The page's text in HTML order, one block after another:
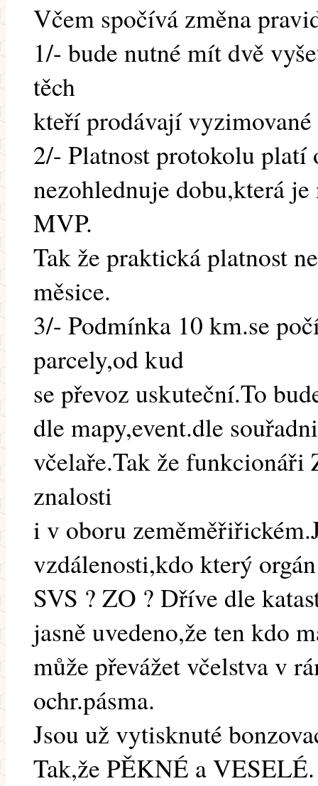
Včem spočívá změna
1/- bude nutné mít dvě
těch
kteří prodávají
2/- Platnost protokolu platí
nezohlednuje dobu,která
MVP.
Tak že praktická platnost
měsice.
3/- Podmínka 10 km.se
parcely,od kud
se převoz uskuteční.To
dle mapy,event.dle
včelaře.Tak že funkcionáři
znalosti
i v oboru
vzdálenosti,kdo který
SVS ? ZO ? Dříve dle
jasně uvedeno,že ten kdo
může převážet včelstva v
ochr.pásma.
Jsou už vytisknuté
Tak,že PĚKNÉ a VESELÉ.